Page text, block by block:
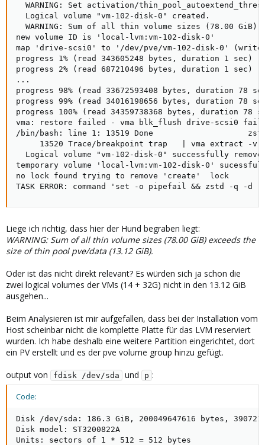
WARNING: Set activation/
  Logical volume "vm-102-disk-0" created.
WARNING: Sum of all thin volume sizes (78.00 GiB)
new volume ID is 'local-lvm:vm-102-disk-0'
map 'drive-scsi0' to '/dev/pve/vm-102-disk-0' (write
progress 1% (read 343605248 bytes, duration 1 sec)
progress 2% (read 687210496 bytes, duration 1 sec)
...
progress 98% (read 33672593408 bytes, duration 78
progress 99% (read 34016198656 bytes, duration 78
progress 100% (read 34359738368 bytes, duration 78
vma: restore failed - vma blk_flush drive-scsi0
/bin/bash: line 1: 13519 Done                    zstd -q -
13520 Trace/breakpoint trap   | vma extract -v
Logical volume "vm-102-disk-0" successfully
temporary volume 'local-lvm:vm-102-disk-0' sucessfuly
no lock found trying to remove 'create'  lock
TASK ERROR: command 'set -o pipefail && zstd -q -
Liege ich richtig, dass hier der Hund begraben liegt:
WARNING: Sum of all thin volume sizes (78.00 GiB) exceeds the
size of thin pool pve/data (13.12 GiB).
Oder ist das nicht direkt relevant? Es würden sich ja schon die
zwei logical volumes der VMs (14 + 32G) nicht in den 13.12 GiB
ausgehen...
Beim Analysieren ist mir aufgefallen, dass bei der Installation vom
Host scheinbar nicht die komplette Platte für das LVM reserviert
wurden. Ich habe deshalb eine weitere Partition eingerichtet, dort
ein PV erstellt und es der pve volume group hinzu gefügt.
output von
fdisk /dev/sda und p :
Code:
Disk /dev/sda: 186.3 GiB, 200049647616 bytes,
Disk model: ST3200822A
Units: sectors of 1 * 512 = 512 bytes